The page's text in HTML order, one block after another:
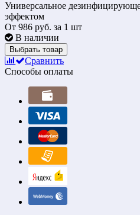
Универсальное
эффектом
От 986 руб. за 1 шт
В наличии
Выбрать товар
Сравнить
Способы оплаты